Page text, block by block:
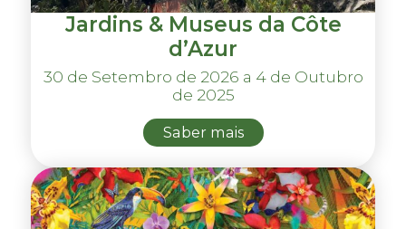
Jardins & Museus da Côte
d’Azur
30 de Setembro de 2026 a 4 de Outubro
de 2025
Saber mais